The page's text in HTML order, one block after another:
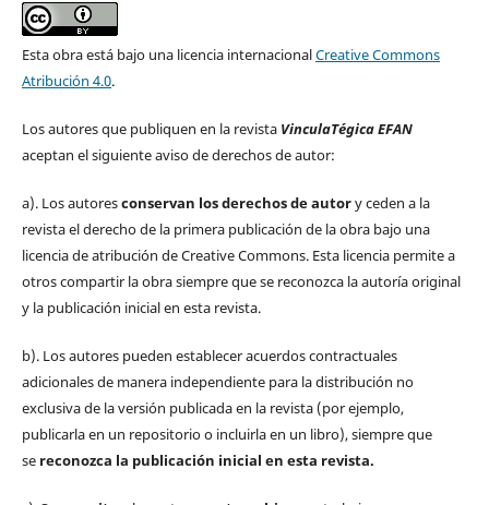
Esta obra está bajo una licencia internacionalCreative Commons
Atribución 4.0.
Los autores que publiquen en la revista VinculaTégica EFAN
aceptan el siguiente aviso de derechos de autor:
a). Los autoresconservan los derechos de autory ceden a la
revista el derecho de la primera publicación de la obra bajo una
licencia de atribución de Creative Commons. Esta licencia permite a
otros compartir la obra siempre que se reconozca la autoría original
y la publicación inicial en esta revista.
b). Los autores pueden establecer acuerdos contractuales
adicionales de manera independiente para la distribución no
exclusiva de la versión publicada en la revista (por ejemplo,
publicarla en un repositorio o incluirla en un libro), siempre que
sereconozca la publicación inicial en esta revista.